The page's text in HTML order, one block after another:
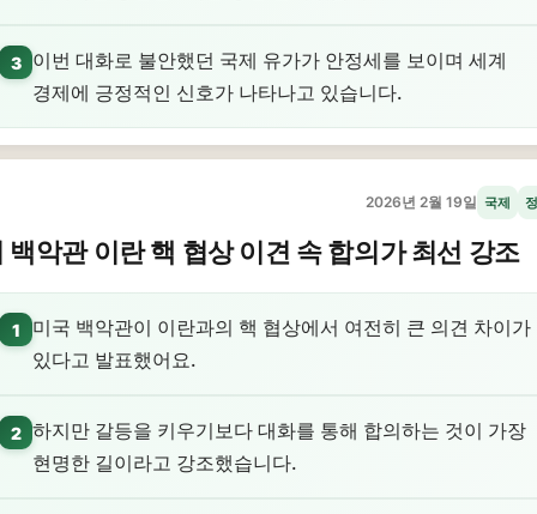
3
이번 대화로 불안했던 국제 유가가 안정세를 보이며 세계
경제에 긍정적인 신호가 나타나고 있습니다.
2026년 2월 19일 국제
백악관 이란 핵 협상 이견 속 합의가 최선 강조
1
미국 백악관이 이란과의 핵 협상에서 여전히 큰 의견 차이가
있다고 발표했어요.
2 하지만 갈등을 키우기보다 대화를 통해 합의하는 것이 가장
현명한 길이라고 강조했습니다.